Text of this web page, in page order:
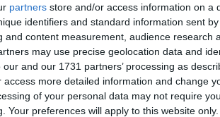
partners store and/or access information on a
identifiers and standard information sent
and content measurement, audience research
may use precise geolocation data and
our and our 1731 partners’ processing as
access more detailed information and change
of your personal data may not require
Your preferences will apply to this website